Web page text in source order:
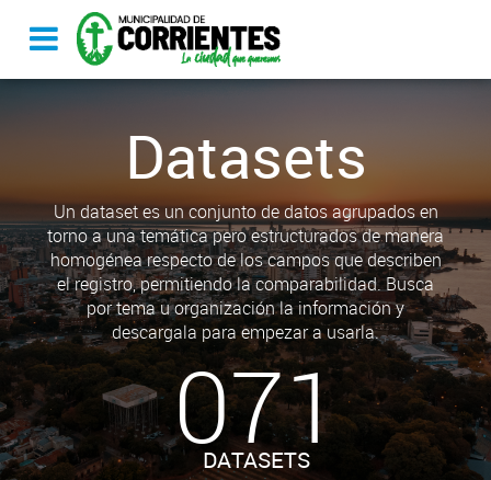
Datasets
Un dataset es un conjunto de datos agrupados en
torno a una temática pero estructurados de manera
homogénea respecto de los campos que describen
el registro, permitiendo la comparabilidad. Busca
por tema u organización la información y
descargala para empezar a usarla.
071
DATASETS